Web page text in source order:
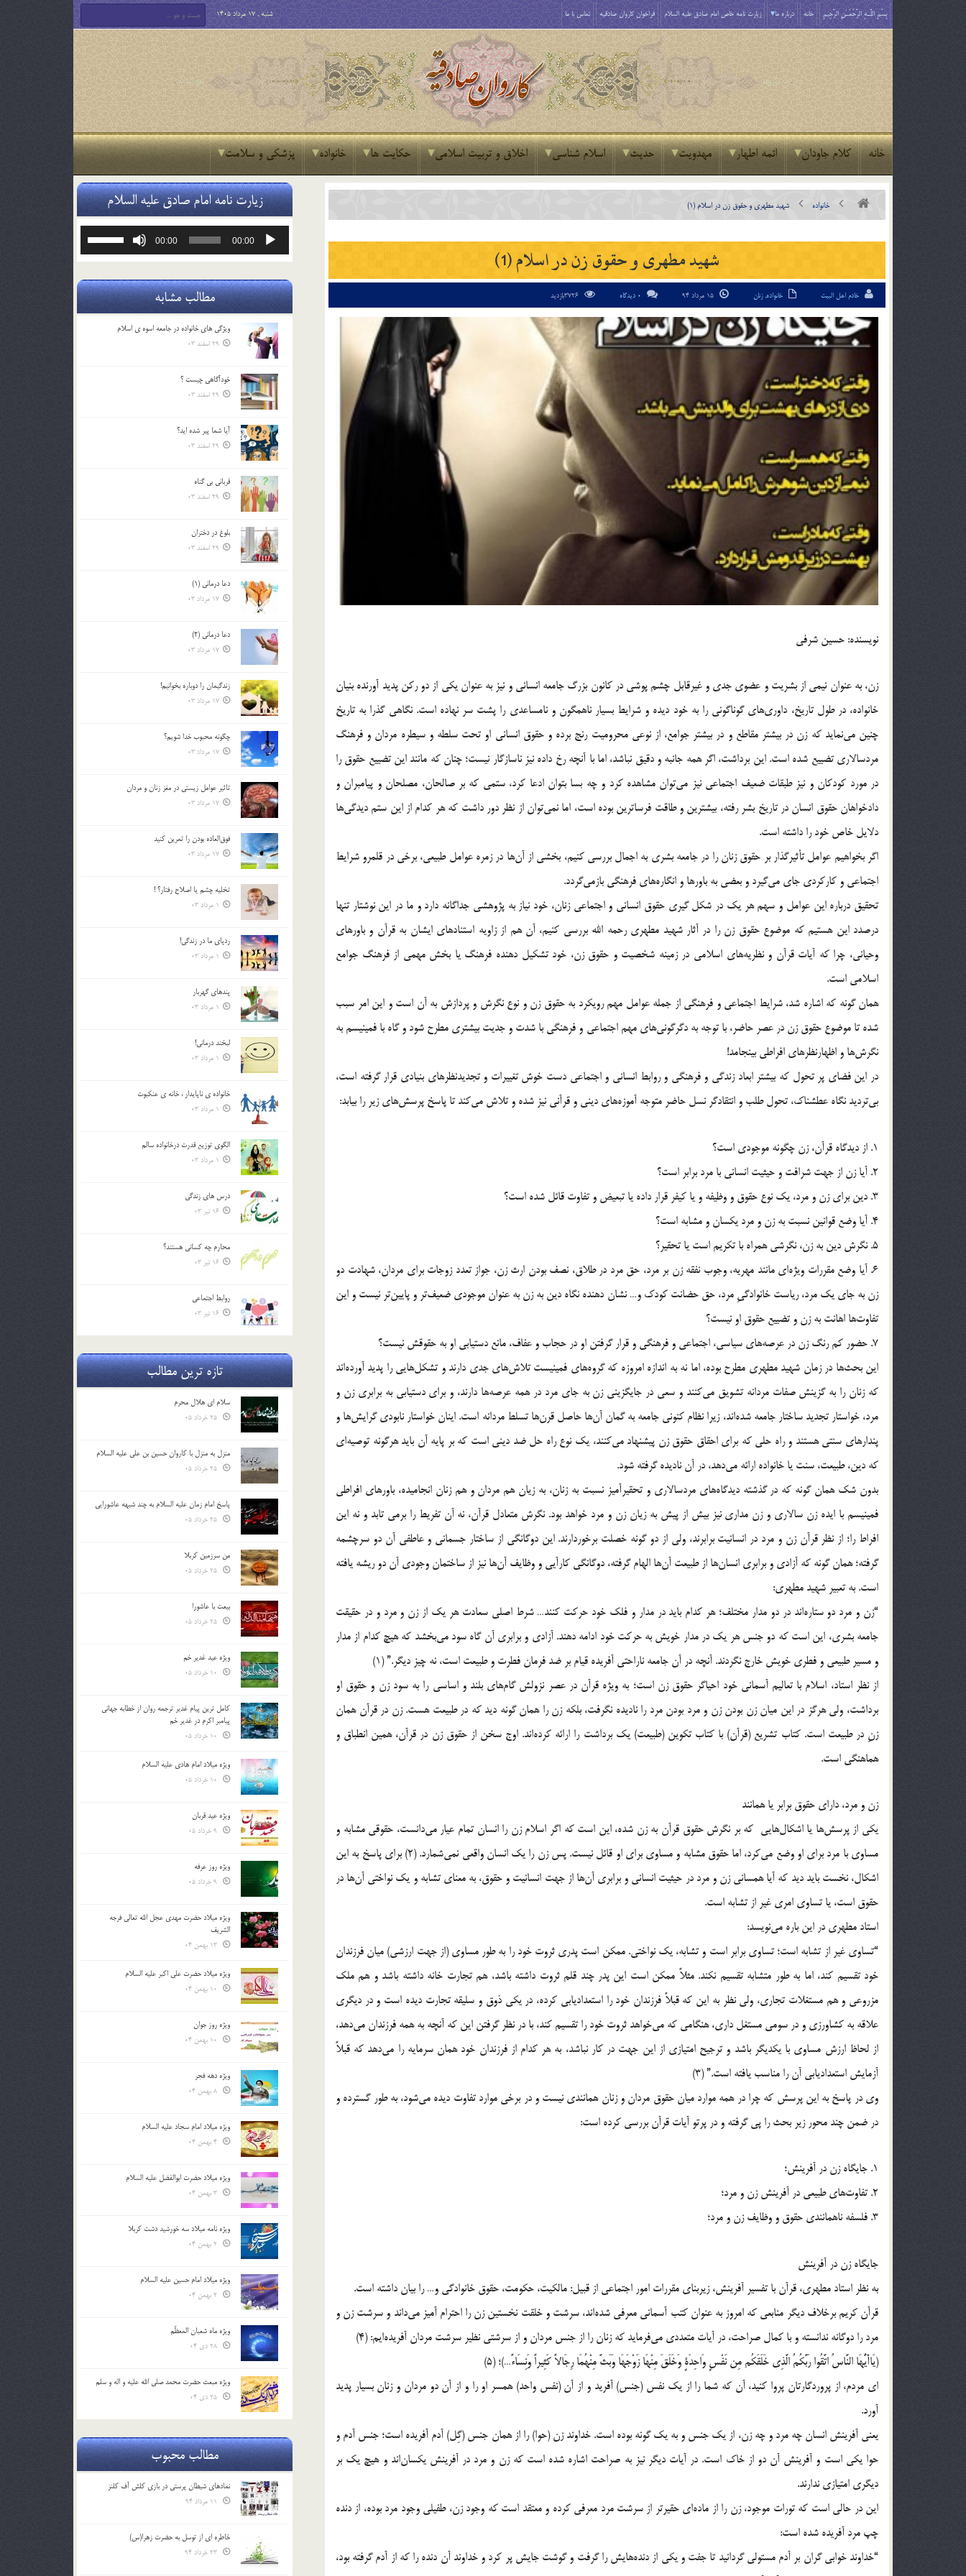
بِسْمِ اللَّـهِ الرَّحْمَـٰنِ الرَّحِيمِ خانه درباره ما زیارت نامه خاص امام صادق علیه السلام فراخوان کاروان صادقیه تماس با ما شنبه , 17 مرداد 1405
خانه کلام جاودان ائمه اطهار مهدویت حدیث اسلام شناسی اخلاق و تربیت اسلامی حکایت ها خانواده پزشکی و سلامت
خانواده شهید مطهری و حقوق زن در اسلام (1)
شهید مطهری و حقوق زن در اسلام (1)
خادم اهل البیت خانواده,زنان 0 دیدگاه
نویسنده: حسین شرفی
زن، به عنوان نیمی از بشریت و عضوی جدی و غیرقابل چشم پوشی در کانون بزرگ جامعه انسانی و نیز به عنوان یکی از دو رکن پدید آورنده بنیان
خانواده، در طول تاریخ، داوری‌ها‌ی‌ گوناگونی را به خود دیده و شرایط بسیار ناهمگون و نامساعدی را پشت سر نهاده است. نگاهی گذرا به تاریخ
چنین می‌نماید که زن در بیشتر مقاطع و در بیشتر جوامع، از نوعی محرومیت رنج برده و حقوق انسانی او تحت سلطه و سیطره مردان و فرهنگ
مردسالاری تضییع شده است. این برداشت، اگر همه جانبه و دقیق نباشد، اما با آنچه رخ داده نیز ناسازگار نیست؛ چنان که مانند این تضییع حقوق را
در مورد کودکان و نیز طبقات ضعیف اجتماعی نیز می‌توان مشاهده کرد و چه بسا بتوان ادعا کرد، ستمی که بر صالحان، مصلحان و پیامبران و
دادخواهان حقوق انسان در تاریخ بشر رفته، بیشترین و طاقت فرساترین بوده است، اما نمی‌توان از نظر دور داشت که هر کدام از این ستم دیدگی‌ها
دلایل خاص خود را داشته است.
اگر بخواهیم عوامل تأثیرگذار بر حقوق زنان را در جامعه بشری به اجمال بررسی کنیم، بخشی از آن‌ها در زمره عوامل طبیعی، برخی در قلمرو شرایط
اجتماعی و کارکردی جای می‌گیرد و بعضی به باورها و انگاره‌ها‌ی‌ فرهنگی بازمی‌گردد.
تحقیق درباره این عوامل و سهم هر یک در شکل گیری حقوق انسانی و اجتماعی زنان، خود نیاز به پژوهشی جداگانه دارد و ما در این نوشتار تنها
درصدد این هستیم که موضوع حقوق زن را در آثار شهید مطهری رحمه الله بررسی کنیم، آن هم از زاویه استنادهای ایشان به قرآن و باورهای
وحیانی، چرا که آیات قرآن و نظریه‌ها‌ی‌ اسلامی در زمینه شخصیت و حقوق زن، خود تشکیل دهنده فرهنگ یا بخش مهمی از فرهنگ جوامع
اسلامی است.
همان گونه که اشاره شد، شرایط اجتماعی و فرهنگی از جمله عوامل مهم رویکرد به حقوق زن و نوع نگرش و پردازش به آن است و این امر سبب
شده تا موضوع حقوق زن در عصر حاضر، با توجه به دگرگونی‌ها‌ی‌ مهم اجتماعی و فرهنگی با شدت و جدیت بیشتری مطرح شود و گاه با فمینیسم به
نگرش‌ها و اظهارنظرهای افراطی بینجامد!
در این فضای پر تحول که بیشتر ابعاد زندگی و فرهنگی و روابط انسانی و اجتماعی دست خوش تغییرات و تجدیدنظرهای بنیادی قرار گرفته است،
بی‌تردید نگاه عطشناک، تحول طلب و انتقادگر نسل حاضر متوجه آموزه‌ها‌ی‌ دینی و قرآنی نیز شده و تلاش می‌کند تا پاسخ پرسش‌ها‌ی‌ زیر را بیابد:
1. از دیدگاه قرآن، زن چگونه موجودی است؟
2. آیا زن از جهت شرافت و حیثیت انسانی با مرد برابر است؟
3. دین برای زن و مرد، یک نوع حقوق و وظیفه و یا کیفر قرار داده یا تبعیض و تفاوت قائل شده است؟
4. آیا وضع قوانین نسبت به زن و مرد یکسان و مشابه است؟
5. نگرش دین به زن، نگرشی همراه با تکریم است یا تحقیر؟
6. آیا وضع مقررات ویژه‌ای مانند مهریه، وجوب نفقه زن بر مرد، حق مرد در طلاق، نصف بودن ارث زن، جواز تعدد زوجات برای مردان، شهادت دو
زن به جای یک مرد، ریاست خانوادگیِ مرد، حق حضانت کودک و… نشان دهنده نگاه دین به زن به عنوان موجودی ضعیف‌تر و پایین‌تر نیست و این
تفاوت‌ها اهانت به زن و تضییع حقوق او نیست؟
7. حضور کم رنگ زن در عرصه‌ها‌ی‌ سیاسی، اجتماعی و فرهنگی و قرار گرفتن او در حجاب و عفاف، مانع دستیابی او به حقوقش نیست؟
این بحث‌ها در زمان شهید مطهری مطرح بوده، اما نه به اندازه امروزه که گروه‌ها‌ی‌ فمینیست تلاش‌ها‌ی‌ جدی دارند و تشکل‌هایی‌ را پدید آورده‌اند
که زنان را به گزینش صفات مردانه تشویق می‌کنند و سعی در جایگزینی زن به جای مرد در همه عرصه‌ها دارند، و برای دستیابی به برابری زن و
مرد، خواستار تجدید ساختار جامعه شده‌اند، زیرا نظام کنونی جامعه به گمان آن‌ها حاصل قرن‌ها تسلط مردانه است. اینان خواستار نابودی گرایش‌ها و
پندارهای سنتی هستند و راه حلی که برای احقاق حقوق زن پیشنهاد می‌کنند، یک نوع راه حل ضد دینی است که بر پایه آن باید هرگونه توصیه‌ای
که دین، طبیعت، سنت یا خانواده ارائه می‌دهد، در آن نادیده گرفته شود.
بدون شک همان گونه که در گذشته دیدگاه‌ها‌ی‌ مردسالاری و تحقیرآمیز نسبت به زنان، به زیان هم مردان و هم زنان انجامیده، باورهای افراطی
فمینیسم با ایده زن سالاری و زن مداری نیز بیش از پیش به زیان زن و مرد خواهد بود. نگرش متعادل قرآن، نه آن تفریط را برمی تابد و نه این
افراط را؛ از نظر قرآن زن و مرد در انسانیت برابرند، ولی از دو گونه خصلت برخوردارند. این دوگانگی از ساختار جسمانی و عاطفی آن دو سرچشمه
گرفته؛ همان گونه که آزادی و برابری انسان‌ها از طبیعت آن‌ها الهام گرفته، دوگانگی کارآیی و وظایف آن‌ها نیز از ساختمان وجودی آن دو ریشه یافته
است. به تعبیر شهید مطهری:
“زن و مرد دو ستاره‌اند در دو مدار مختلف؛ هر کدام باید در مدار و فلک خود حرکت کنند… شرط اصلی سعادت هر یک از زن و مرد و در حقیقت
جامعه بشری، این است که دو جنس هر یک در مدار خویش به حرکت خود ادامه دهند. آزادی و برابری آن گاه سود می‌بخشد که هیچ کدام از مدار
و مسیر طبیعی و فطری خویش خارج نگردند. آنچه در آن جامعه ناراحتی آفریده قیام بر ضد فرمان فطرت و طبیعت است، نه چیز دیگر.” (1)
از نظر استاد، اسلام با تعالیم آسمانی خود احیاگر حقوق زن است؛ به ویژه قرآن در عصر نزولش گام‌ها‌ی‌ بلند و اساسی را به سود زن و حقوق او
برداشت، ولی هرگز در این میان زن بودن زن و مرد بودن مرد را نادیده نگرفت، بلکه زن را همان گونه دید که در طبیعت هست. زن در قرآن همان
زنِ در طبیعت است. کتاب تشریع (قرآن) با کتاب تکوین (طبیعت) یک برداشت را ارائه کرده‌اند. اوج سخن از حقوق زن در قرآن، همین انطباق و
هماهنگی است.
زن و مرد، دارای حقوق برابر یا همانند
یکی از پرسش‌ها یا اشکال‌هایی ‌ که بر نگرش حقوق قرآن به زن شده، این است که اگر اسلام زن را انسان تمام عیار می‌دانست، حقوقی مشابه و
مساوی با مرد برای او وضع می‌کرد، اما حقوق مشابه و مساوی برای او قائل نیست. پس زن را یک انسان واقعی نمی‌شمارد. (2) برای پاسخ به این
اشکال، نخست باید دید که آیا همسانی زن و مرد در حیثیت انسانی و برابری آن‌ها از جهت انسانیت و حقوق، به معنای تشابه و یک نواختی آن‌ها در
حقوق است، یا تساوی امری غیر از تشابه است.
استاد مطهری در این باره می‌نویسد:
“تساوی غیر از تشابه است؛ تساوی برابر است و تشابه، یک نواختی. ممکن است پدری ثروت خود را به طور مساوی (از جهت ارزشی) میان فرزندان
خود تقسیم کند، اما به طور متشابه تقسیم نکند. مثلاً ممکن است این پدر چند قلم ثروت داشته باشد، هم تجارت خانه داشته باشد و هم ملک
مزروعی و هم مستغلات تجاری، ولی نظر به این که قبلاً فرزندان خود را استعدادیابی کرده، در یکی ذوق و سلیقه تجارت دیده است و در دیگری
علاقه به کشاورزی و در سومی مستغل داری، هنگامی که می‌خواهد ثروت خود را تقسیم کند، با در نظر گرفتن این که آنچه به همه فرزندان می‌دهد،
از لحاظ ارزش مساوی با یکدیگر باشد و ترجیح امتیازی از این جهت در کار نباشد، به هر کدام از فرزندان خود همان سرمایه را می‌دهد که قبلاً
آزمایش استعدادیابی آن را مناسب یافته است.” (3)
وی در پاسخ به این پرسش که چرا در همه موارد میان حقوق مردان و زنان همانندی نیست و در برخی موارد تفاوت دیده می‌شود، به طور گسترده و
در ضمن چند محور زیر بحث را پی گرفته و در پرتو آیات قرآن بررسی کرده است:
1. جایگاه زن در آفرینش؛
2. تفاوت‌ها‌ی‌ طبیعی در آفرینش زن و مرد؛
3. فلسفه ناهمانندی حقوق و وظایف زن و مرد؛
جایگاه زن در آفرینش
به نظر استاد مطهری، قرآن با تفسیر آفرینش، زیربنای مقررات امور اجتماعی از قبیل: مالکیت، حکومت، حقوق خانوادگی و… را بیان داشته است.
قرآن کریم برخلاف دیگر منابعی که امروز به عنوان کتب آسمانی معرفی شده‌اند، سرشت و خلقت نخستین زن را احترام آمیز می‌داند و سرشت زن و
مرد را دوگانه ندانسته و با کمال صراحت، در آیات متعددی می‌فرماید که زنان را از جنس مردان و از سرشتی نظیر سرشت مردان آفریده‌ایم: (4)
(یَاأَیُّهَا النَّاسُ اتَّقُوا رَبَّكُمُ الَّذِی خَلَقَكُم مِن نَفْسٍ وَاحِدَةٍ وَخَلَقَ مِنْهَا زَوْجَهَا وَبَثَّ مِنْهُمَا رِجَالاً كَثِیراً وَنِسَاءً…)؛ (5)
ای مردم، از پروردگارتان پروا کنید، آن که شما را از یک نفس (جنس) آفرید و از آن (نفس واحد) همسر او را و از آن دو مردان و زنان بسیار پدید
آورد.
یعنی آفرینش انسان چه مرد و چه زن، از یک جنس و به یک گونه بوده است. خداوند زن (حوا) را از همان جنس (گِل) آدم آفریده است؛ جنس آدم و
حوا یکی است و آفرینش آن دو از خاک است. در آیات دیگر نیز به صراحت اشاره شده است که زن و مرد در آفرینش یکسان‌اند و هیچ یک بر
دیگری امتیازی ندارند.
این در حالی است که تورات موجود، زن را از ماده‌ای حقیرتر از سرشت مرد معرفی کرده و معتقد است که وجود زن، طفیلی وجود مرد بوده، از دنده
چپ مرد آفریده شده است:
“خداوند خوابی گران بر آدم مستولی گردانید تا جفت و یکی از دنده‌هایش را گرفت و گوشت جایش پر کرد و خداوند آن دنده را که از آدم گرفته بود،
زیارت نامه امام صادق علیه السلام
پخش‌کننده
00:00
00:00
یا
صدا
کلیدهای
مطالب مشابه
ويژگي هاي خانواده در جامعه اسوه ي اسلام
29 اسفند 03
خودآگاهى چيست ؟
29 اسفند 03
آیا شما پیر شده اید؟
29 اسفند 03
قرباني بي گناه
29 اسفند 03
بلوغ در دختران
29 اسفند 03
دعا درمانی (1)
17 مرداد 03
دعا درمانی (2)
17 مرداد 03
زندگيمان را دوباره بخوانيم!
17 مرداد 03
چگونه محبوب خدا شويم؟
17 مرداد 03
تاثیر عوامل زيستي در مغز زنان و مردان
17 مرداد 03
فوق‌العاده بودن را تمرين كنيد
17 مرداد 03
تخليه چشم يا اصلاح رفتار؟ !
1 مرداد 03
ردپاى ما در زندگى!
1 مرداد 03
پندهاي گهربار
1 مرداد 03
لبخند درمانى!
1 مرداد 03
خانواده ي ناپايدار ، خانه ي عنکبوت
1 مرداد 03
الگوي توزيع قدرت درخانواده سالم
1 مرداد 03
درس هاي زندگي
16 تیر 03
محارم چه کساني هستند؟
16 تیر 03
روابط اجتماعي
16 تیر 03
تازه ترین مطالب
سلام ای هلال محرم
منزل به منزل با کاروان حسین بن علی علیه السلام
پاسخ امام زمان علیه السلام به چند شبهه عاشورایی
من سرزمین کربلا
بیعت با عاشورا
ویژه عید غدیر خم
کامل ترین پیام غدیر ترجمه روان از خطابه جهانی
پیامبر اکرم در غدیر خم
ویژه میلاد امام هادی علیه السلام
ویژه عید قربان
ویژه روز عرفه
ویژه میلاد حضرت مهدی عجل الله تعالی فرجه
الشريف
ویژه میلاد حضرت علی اکبر علیه السلام
ویژه روز جوان
ویژه دهه فجر
ویژه میلاد امام سجاد علیه السلام
ویژه میلاد حضرت ابوالفضل علیه السلام
ویژه نامه میلاد سه خورشید دشت کربلا
ویژه میلاد امام حسین علیه السلام
ویژه ماه شعبان المعظّم
ویژه مبعث حضرت محمد صلی الله علیه و اله و سلم
مطالب محبوب
نمادهای شیطان پرستی در بازی کلش آف کلنز
خاطره ای از توسل به حضرت زهرا(س)